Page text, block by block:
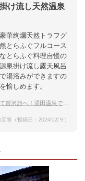
け流し天然温泉
華絢爛天然トラフグ
とらふぐフルコース
とらふぐ料理自慢の
泉掛け流し露天風呂
湯浴みができますの
愉しめます。
湯田温泉でのんびりと過ごせる宿
答（投稿日：2024/12/ 9 ）